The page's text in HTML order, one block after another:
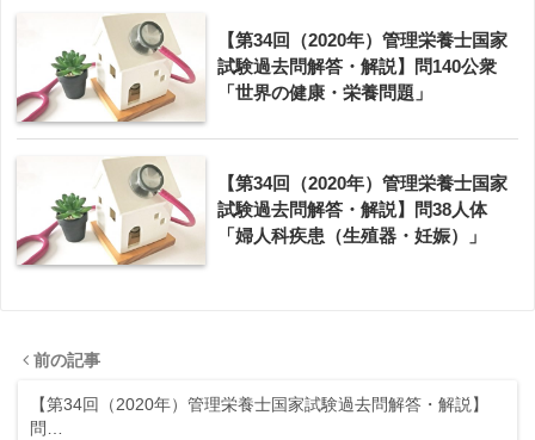
【第34回（2020年）管理栄養士国家
試験過去問解答・解説】問140公衆
「世界の健康・栄養問題」
【第34回（2020年）管理栄養士国家
試験過去問解答・解説】問38人体
「婦人科疾患（生殖器・妊娠）」
前の記事
【第34回（2020年）管理栄養士国家試験過去問解答・解説】
問…